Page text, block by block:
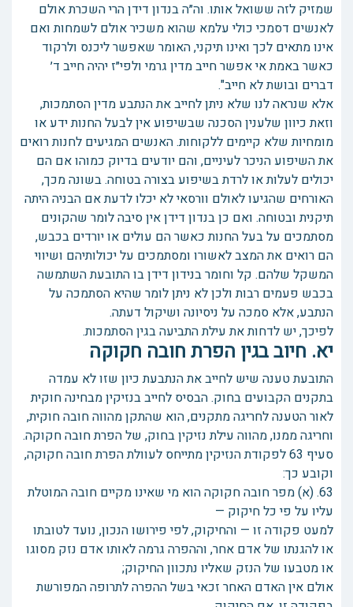
שמזיק לזה ששואל אותו. וה״ה בנדון דידן הרי השכרת אולם
לאנשים דסמכי כולי עלמא שהוא משכיר אולם לשמחות ואם
אינו מתאים לכך ואינו תיקני, האומר שאפשר ליכנס ולרקוד
כאשר באמת אי אפשר חייב מדין גרמי ולפי״ז יהיה חייב ד׳
דברים ובושת לא חייב".
אלא שנראה לנו שלא ניתן לחייב את הנתבע מדין הסתמכות,
וזאת כיוון שלענין הסכנה שבשיפוע אין לבעל החנות ידע או
מומחיות שלא קיימים ללקוחות. האנשים המגיעים לחנות רואים
את השיפוע הניכר לעיניים, והם יודעים בדיוק כמוהו אם הם
יכולים לעלות או לרדת בשיפוע בצורה בטוחה. בשונה מכך,
האורחים שהגיעו לאולם וורסאי לא יכלו לדעת אם הבניה היתה
תיקנית ובטוחה. ואם כן בנדון דידן אין סיבה לומר שהקונים
מסתמכים על בעל החנות כאשר הם עולים או יורדים בכבש,
הם רואים את המצב לאשורו ומסתמכים על יכולותיהם ושיווי
המשקל שלהם. קל וחומר בנידון דידן בו התובעת השתמשה
בכבש פעמים רבות ולכן לא ניתן לומר שהיא הסתמכה על
הנתבע, אלא סמכה על ניסיונה ושיקול דעתה.
לפיכך, יש לדחות את עילת התביעה בגין הסתמכות.
יא. חיוב בגין הפרת חובה חקוקה
התובעת טענה שיש לחייב את הנתבעת כיון שזו לא עמדה
בתקנים הקבועים בחוק. הבסיס לחייב בנזיקין מבחינה חוקית
לאור הטענה לחריגה מתקנים, הוא שהתקן מהווה חובה חוקית,
וחריגה ממנו, מהווה עילת נזיקין בחוק, של הפרת חובה חקוקה.
סעיף 63 לפקודת הנזיקין מתייחס לעוולת הפרת חובה חקוקה,
וקובע כך:
63. (א) מפר חובה חקוקה הוא מי שאינו מקיים חובה המוטלת
עליו על פי כל חיקוק —
למעט פקודה זו — והחיקוק, לפי פירושו הנכון, נועד לטובתו
או להגנתו של אדם אחר, וההפרה גרמה לאותו אדם נזק מסוגו
או מטבעו של הנזק שאליו נתכוון החיקוק;
אולם אין האדם האחר זכאי בשל ההפרה לתרופה המפורשת